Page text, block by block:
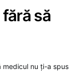
să
medicul nu ți-a spus